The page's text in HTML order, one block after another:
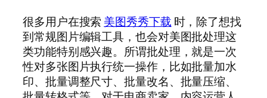
很多用户在搜索 美图秀秀下载 时，除了想找
到常规图片编辑工具，也会对美图批处理这
类功能特别感兴趣。所谓批处理，就是一次
性对多张图片执行统一操作，比如批量加水
印、批量调整尺寸、批量改名、批量压缩、